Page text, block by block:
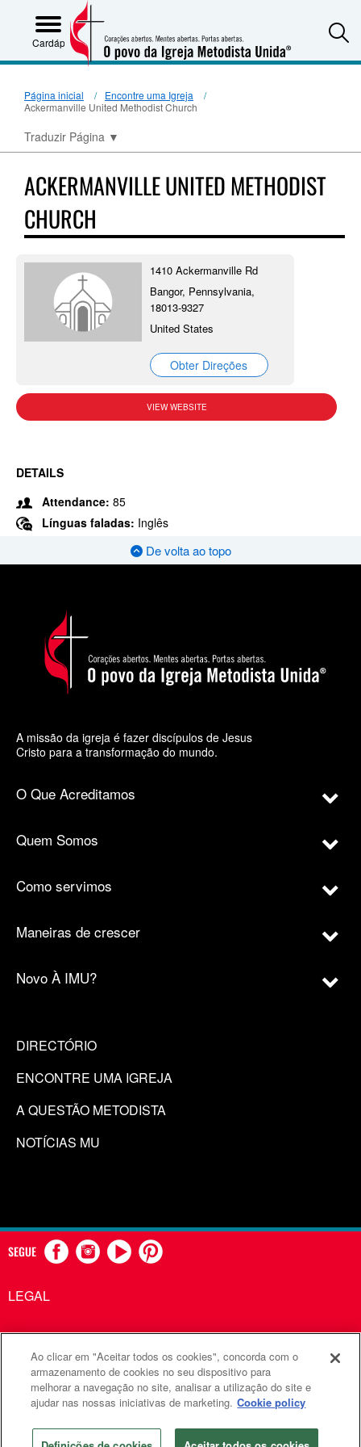
Cardápio
Página inicial
Encontre uma Igreja
Ackermanville United Methodist Church
Traduzir Página ▼
ACKERMANVILLE UNITED METHODIST
CHURCH
1410 Ackermanville Rd
Bangor, Pennsylvania,
18013-9327
United States
Obter Direções
VIEW WEBSITE
DETAILS
Attendance: 85
Línguas faladas: Inglês
De volta ao topo
A missão da igreja é fazer discípulos de Jesus
Cristo para a transformação do mundo.
O Que Acreditamos
Quem Somos
Como servimos
Maneiras de crescer
Novo À IMU?
DIRECTÓRIO
ENCONTRE UMA IGREJA
A QUESTÃO METODISTA
NOTÍCIAS MU
SEGUE
LEGAL
Comunicações Metodistas Unidas é uma agência da Igreja
Metodista Unida
©2026 Comunicações Metodistas Unidas. Todos os direitos
reservados
Ao clicar em "Aceitar todos os cookies", concorda com o
armazenamento de cookies no seu dispositivo para
melhorar a navegação no site, analisar a utilização do site e
ajudar nas nossas iniciativas de marketing. Cookie policy